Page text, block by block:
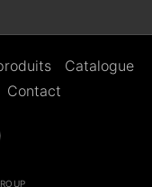
Catalogue
Contact